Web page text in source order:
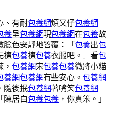
、有耐包養網煩又仔包養網
養呈包養網現包養網在包養故
臉色安靜地答覆：「包養出包
擦包養擦包養衣服吧。」看包
， 包養網宋包養包養微將小貓
養網包養網有些安心。包養網
隨後抿包養網著嘴笑包養網
「陳居白包養包養 ，你真笨。」